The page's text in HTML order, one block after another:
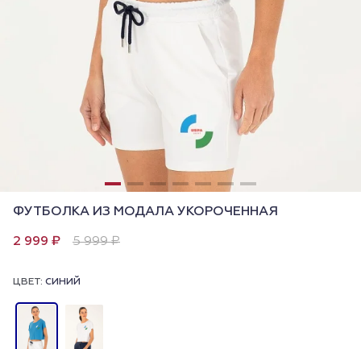
ФУТБОЛКА ИЗ МОДАЛА УКОРОЧЕННАЯ
2 999 ₽ 5 999 ₽
ЦВЕТ: СИНИЙ